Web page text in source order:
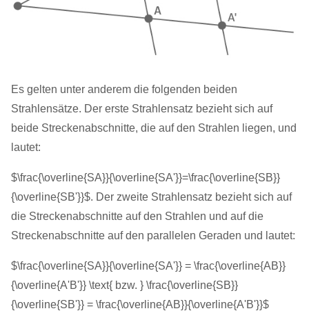
Es gelten unter anderem die folgenden beiden
Strahlensätze. Der erste Strahlensatz bezieht sich auf
beide Streckenabschnitte, die auf den Strahlen liegen, und
lautet:
$\frac{\overline{SA}}{\overline{SA'}}=\frac{\overline{SB}}
{\overline{SB'}}$. Der zweite Strahlensatz bezieht sich auf
die Streckenabschnitte auf den Strahlen und auf die
Streckenabschnitte auf den parallelen Geraden und lautet:
$\frac{\overline{SA}}{\overline{SA'}} = \frac{\overline{AB}}
{\overline{A'B'}} \text{ bzw. } \frac{\overline{SB}}
{\overline{SB'}} = \frac{\overline{AB}}{\overline{A'B'}}$